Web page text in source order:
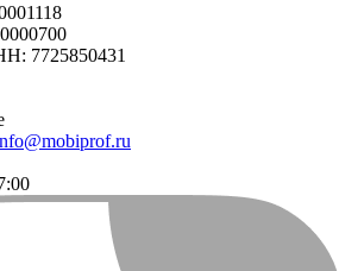
7725850431